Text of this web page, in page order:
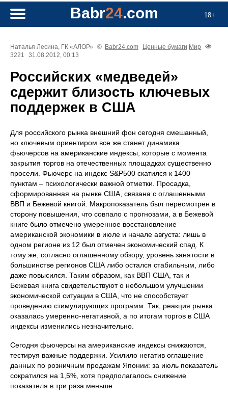
18+
Babr24.com
Наталья Лесина, ГК «АЛОР» © Babr24.com Ценные бумаги Мир
3221
31.08.2012, 00:13
Российских «медведей»
сдержит близость ключевых
поддержек в США
Для российского рынка внешний фон сегодня смешанный,
но ключевым ориентиром все же станет динамика
фьючерсов на американские индексы, которые с момента
закрытия торгов на отечественных площадках существенно
просели. Фьючерс на индекс S&P500 скатился к 1400
пунктам – психологически важной отметки. Просадка,
сформированная на рынке США, связана с оглашенными
ВВП и Бежевой книгой. Макропоказатель был пересмотрен в
сторону повышения, что совпало с прогнозами, а в Бежевой
книге было отмечено умеренное восстановление
американской экономики в июле и начале августа: лишь в
одном регионе из 12 был отмечен экономический спад. К
тому же, согласно оглашенному обзору, уровень занятости в
большинстве регионов США либо остался стабильным, либо
даже повысился. Таким образом, как ВВП США, так и
Бежевая книга свидетельствуют о небольшом улучшении
экономической ситуации в США, что не способствует
проведению стимулирующих программ. Так, реакция рынка
оказалась умеренно-негативной, а по итогам торгов в США
индексы изменились незначительно.
Сегодня фьючерсы на американские индексы снижаются,
тестируя важные поддержки. Усилило негатив оглашение
данных по розничным продажам Японии: за июль показатель
сократился на 1,5%, хотя предполагалось снижение
показателя в три раза меньше.